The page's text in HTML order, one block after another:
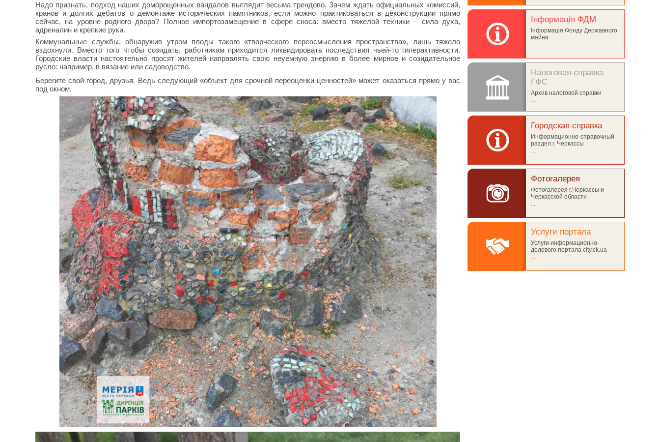
Надо признать, подход наших доморощенных вандалов выглядит весьма трендово. Зачем ждать официальных комиссий,
кранов и долгих дебатов о демонтаже исторических памятников, если можно практиковаться в деконструкции прямо
сейчас, на уровне родного двора? Полное импортозамещение в сфере сноса: вместо тяжелой техники – сила духа,
адреналин и крепкие руки.
Коммунальные службы, обнаружив утром плоды такого «творческого переосмысления пространства», лишь тяжело
вздохнули. Вместо того чтобы созидать, работникам приходится ликвидировать последствия чьей-то гиперактивности.
Городские власти настоятельно просят жителей направлять свою неуемную энергию в более мирное и созидательное
русло: например, в вязание или садоводство.
Берегите свой город, друзья. Ведь следующий «объект для срочной переоценки ценностей» может оказаться прямо у вас
под окном.
Інформація ФДМ
Інформація Фонду Державного
майна
...
Налоговая справка
ГФС
Архив налоговой справки
...
Городская справка
Информационно-справочный
раздел г. Черкассы
...
Фотогалерея
Фотогалерея г.Черкассы и
Черкасской области
...
Услуги портала
Услуги информационно-
делового портала city.ck.ua
...